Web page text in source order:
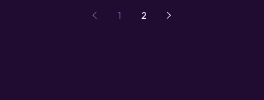
1 2